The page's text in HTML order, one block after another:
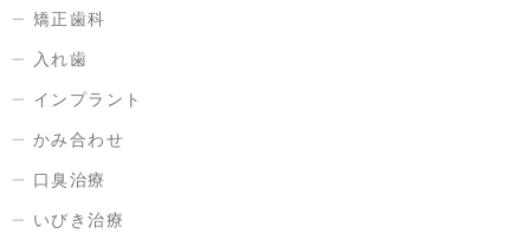
矯正歯科
入れ歯
インプラント
かみ合わせ
口臭治療
いびき治療